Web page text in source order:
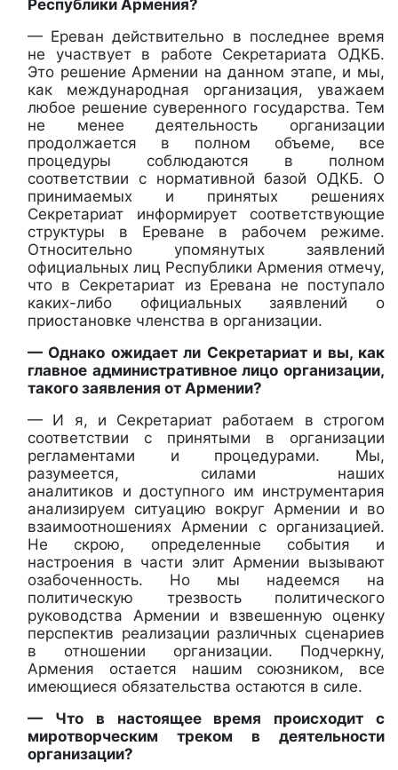
Республики Армения?
— Ереван действительно в последнее время
не участвует в работе Секретариата ОДКБ.
Это решение Армении на данном этапе, и мы,
как международная организация, уважаем
любое решение суверенного государства. Тем
не менее деятельность организации
продолжается в полном объеме, все
процедуры соблюдаются в полном
соответствии с нормативной базой ОДКБ. О
принимаемых и принятых решениях
Секретариат информирует соответствующие
структуры в Ереване в рабочем режиме.
Относительно упомянутых заявлений
официальных лиц Республики Армения отмечу,
что в Секретариат из Еревана не поступало
каких-либо официальных заявлений о
приостановке членства в организации.
— Однако ожидает ли Секретариат и вы, как
главное административное лицо организации,
такого заявления от Армении?
— И я, и Секретариат работаем в строгом
соответствии с принятыми в организации
регламентами и процедурами. Мы,
разумеется, силами наших
аналитиков и доступного им инструментария
анализируем ситуацию вокруг Армении и во
взаимоотношениях Армении с организацией.
Не скрою, определенные события и
настроения в части элит Армении вызывают
озабоченность. Но мы надеемся на
политическую трезвость политического
руководства Армении и взвешенную оценку
перспектив реализации различных сценариев
в отношении организации. Подчеркну,
Армения остается нашим союзником, все
имеющиеся обязательства остаются в силе.
— Что в настоящее время происходит с
миротворческим треком в деятельности
организации?